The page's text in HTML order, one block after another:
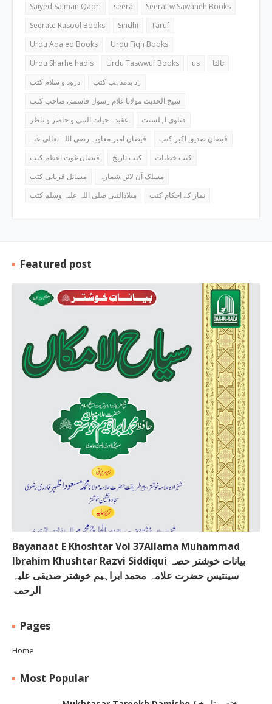
Saiyed Salman Qadri
seera
Seerat w Sawaneh Books
Seerate Rasool Books
Sindhi
Taruf
Urdu Aqa'ed Books
Urdu Fiqh Books
Urdu Sharhe hadis
Urdu Taswwuf Books us
ثالثا
درود و سلام کتب
رد بدمذہب کتب
شیخ الحدیث مولانا غلام رسول قاسمی صاحب کتب
عقیدہ حیات النبی و حاضر و ناظر
فتاوی اہلسنت
فیضان امیر معاویہ رضی اللہ تعالی عنہ
فیضان صدیق اکبر کتب
فیضان غوث اعظم کتب
کتب تاریخ
کتب خطبات
مسائل قربانی کتب
مسلک آن لائن شمارہ
میلادالنبی صلی اللہ علیہ وسلم کتب
نماز کے احکام کتب
Featured post
Bayanaat E Khoshtar Vol 37Allama Muhammad
Ibrahim Khushtar Razvi Siddiqui بیانات خوشتر حصہ
سینتیس حضرت علامہ محمد ابراہیم خوشتر صدیقی علیہ
الرحمۃ
Pages
Home
Most Popular